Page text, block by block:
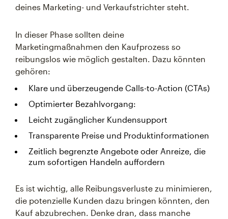
deines Marketing- und Verkaufstrichter steht.
In dieser Phase sollten deine
Marketingmaßnahmen den Kaufprozess so
reibungslos wie möglich gestalten. Dazu könnten
gehören:
Klare und überzeugende Calls-to-Action (CTAs)
Optimierter Bezahlvorgang:
Leicht zugänglicher Kundensupport
Transparente Preise und Produktinformationen
Zeitlich begrenzte Angebote oder Anreize, die
zum sofortigen Handeln auffordern
Es ist wichtig, alle Reibungsverluste zu minimieren,
die potenzielle Kunden dazu bringen könnten, den
Kauf abzubrechen. Denke dran, dass manche